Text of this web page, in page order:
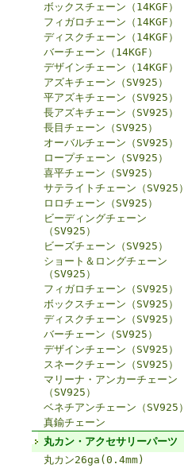
ボックスチェーン（14KGF）
フィガロチェーン（14KGF）
ディスクチェーン（14KGF）
バーチェーン（14KGF）
デザインチェーン（14KGF）
アズキチェーン（SV925）
平アズキチェーン（SV925）
長アズキチェーン（SV925）
長目チェーン（SV925）
オーバルチェーン（SV925）
ロープチェーン（SV925）
喜平チェーン（SV925）
サテライトチェーン（SV925）
ロロチェーン（SV925）
ビーディングチェーン
（SV925）
ビーズチェーン（SV925）
ショート＆ロングチェーン
（SV925）
フィガロチェーン（SV925）
ボックスチェーン（SV925）
ディスクチェーン（SV925）
バーチェーン（SV925）
デザインチェーン（SV925）
スネークチェーン（SV925）
マリーナ・アンカーチェーン
（SV925）
ベネチアンチェーン（SV925）
真鍮チェーン
丸カン・アクセサリーパーツ
丸カン26ga(0.4mm)